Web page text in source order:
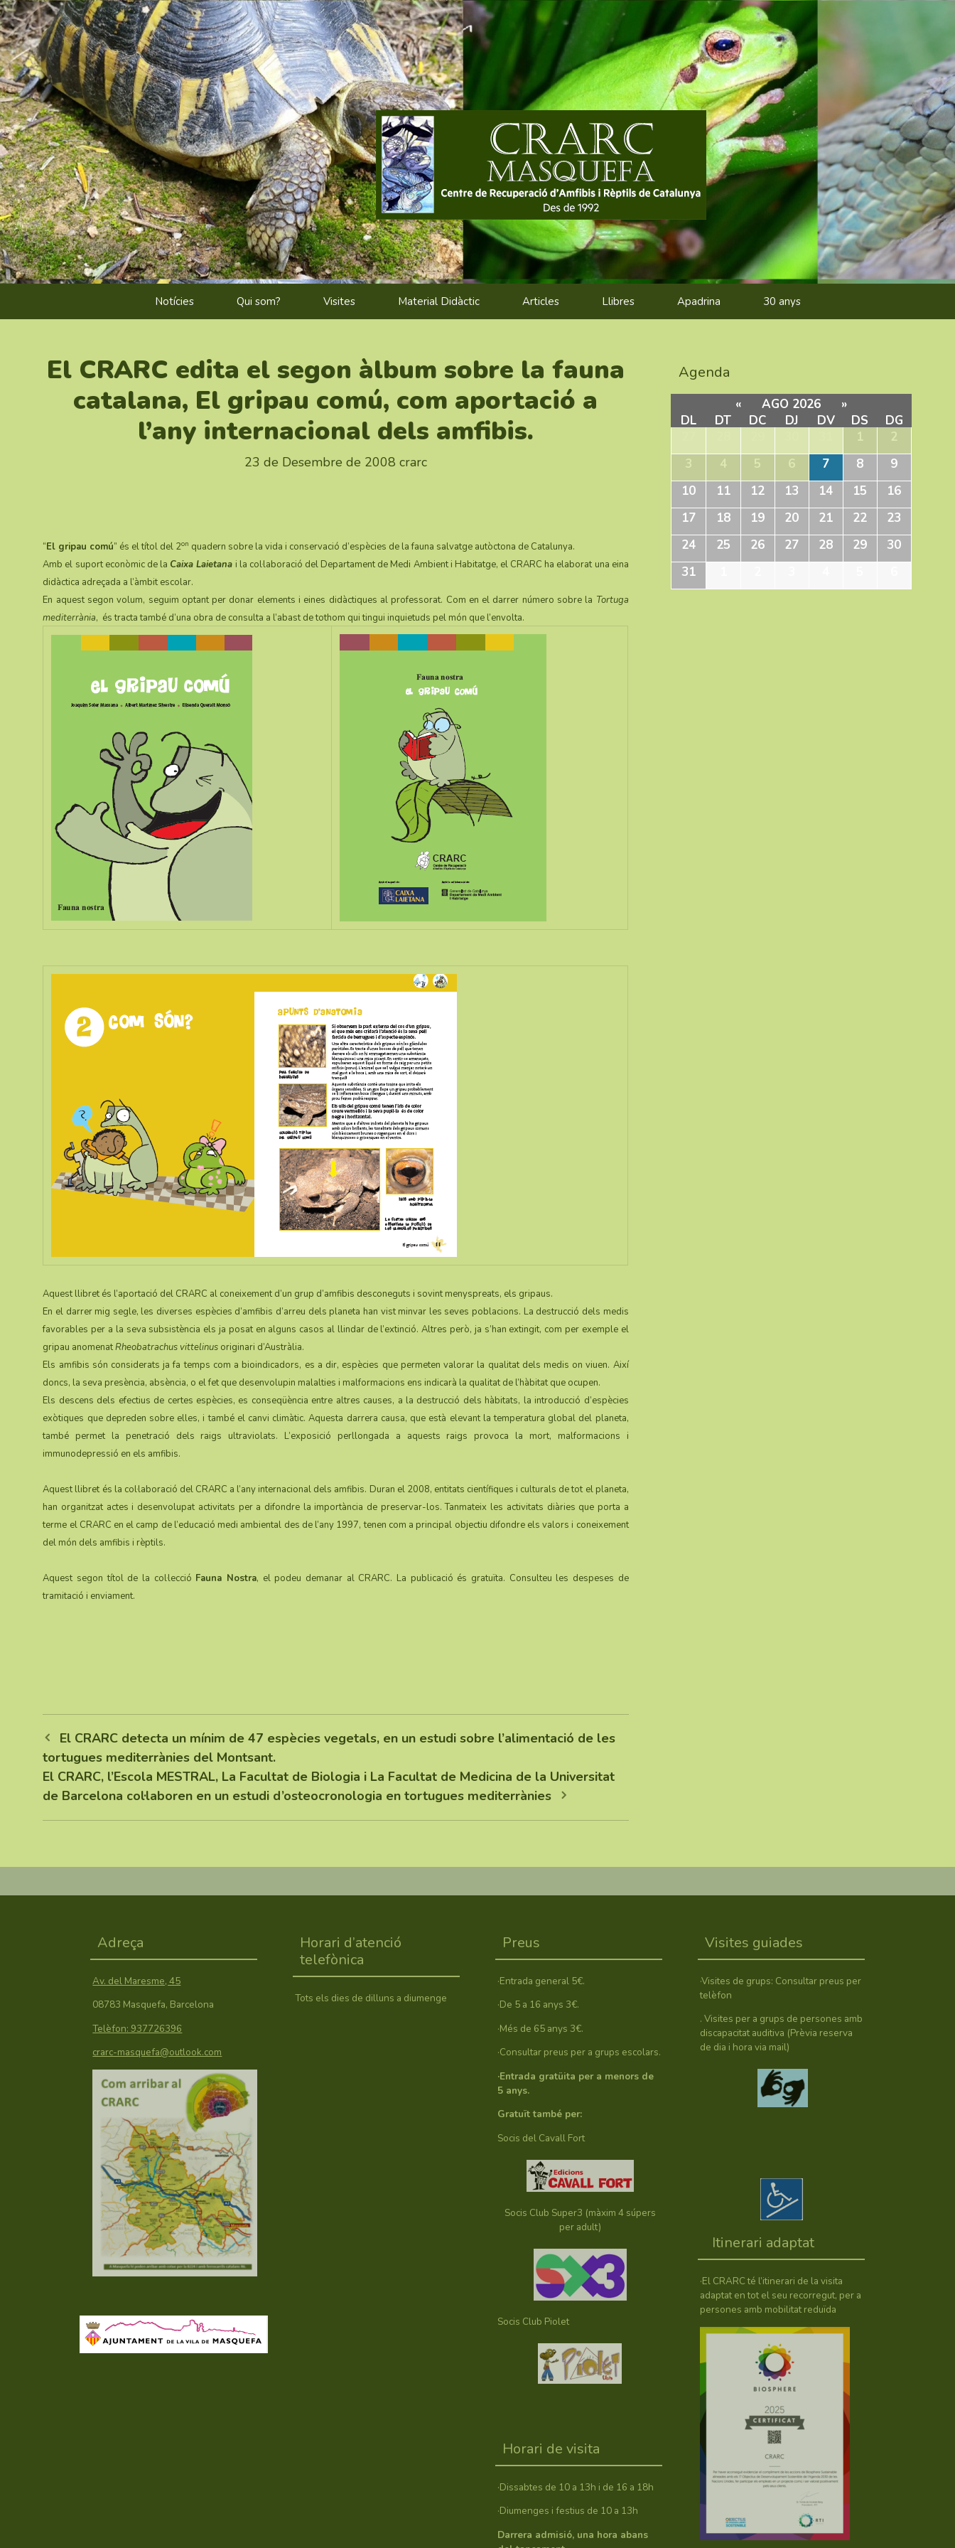
Notícies Qui som? Visites Material Didàctic Articles Llibres Apadrina 30 anys
El CRARC edita el segon àlbum sobre la fauna
catalana, El gripau comú, com aportació a
l’any internacional dels amfibis.
23 de Desembre de 2008 crarc
“El gripau comú” és el títol del 2on quadern sobre la vida i conservació d’espècies de la fauna salvatge autòctona de Catalunya.
Amb el suport econòmic de la Caixa Laietana i la col·laboració del Departament de Medi Ambient i Habitatge, el CRARC ha elaborat una eina
didàctica adreçada a l’àmbit escolar.
En aquest segon volum, seguim optant per donar elements i eines didàctiques al professorat. Com en el darrer número sobre la Tortuga
mediterrània, és tracta també d’una obra de consulta a l’abast de tothom qui tingui inquietuds pel món que l’envolta.
Aquest llibret és l’aportació del CRARC al coneixement d’un grup d’amfibis desconeguts i sovint menyspreats, els gripaus.
En el darrer mig segle, les diverses espècies d’amfibis d’arreu dels planeta han vist minvar les seves poblacions. La destrucció dels medis
favorables per a la seva subsistència els ja posat en alguns casos al llindar de l’extinció. Altres però, ja s’han extingit, com per exemple el
gripau anomenatRheobatrachus vittelinus originari d’Austràlia.
Els amfibis són considerats ja fa temps com a bioindicadors, es a dir, espècies que permeten valorar la qualitat dels medis on viuen. Així
doncs, la seva presència, absència, o el fet que desenvolupin malalties i malformacions ens indicarà la qualitat de l’hàbitat que ocupen.
Els descens dels efectius de certes espècies, es conseqüència entre altres causes, a la destrucció dels hàbitats, la introducció d’espècies
exòtiques que depreden sobre elles, i també el canvi climàtic. Aquesta darrera causa, que està elevant la temperatura global del planeta,
també permet la penetració dels raigs ultraviolats. L’exposició perllongada a aquests raigs provoca la mort, malformacions i
immunodepressió en els amfibis.
Aquest llibret és la col·laboració del CRARC a l’any internacional dels amfibis. Duran el 2008, entitats científiques i culturals de tot el planeta,
han organitzat actes i desenvolupat activitats per a difondre la importància de preservar-los. Tanmateix les activitats diàries que porta a
terme el CRARC en el camp de l’educació medi ambiental des de l’any 1997, tenen com a principal objectiu difondre els valors i coneixement
del món dels amfibis i rèptils.
Aquest segon títol de la col·lecció Fauna Nostra, el podeu demanar al CRARC. La publicació és gratuïta. Consulteu les despeses de
tramitació i enviament.
El CRARC detecta un mínim de 47 espècies vegetals, en un estudi sobre l’alimentació de les
tortugues mediterrànies del Montsant.
El CRARC, l’Escola MESTRAL, La Facultat de Biologia i La Facultat de Medicina de la Universitat
de Barcelona col·laboren en un estudi d’osteocronologia en tortugues mediterrànies
Agenda
« AGO 2026
»
DL
DT DC DJ DV DS
DG
1
2
3
4 5 6 7 8
9
10
11 12 13 14 15
16
17
18 19 20 21 22
23
24
25 26 27 28 29
30
31
Adreça
Av. del Maresme, 45
08783 Masquefa, Barcelona
Telèfon: 937726396
crarc-masquefa@outlook.com
Horari d’atenció
telefònica
Tots els dies de dilluns a diumenge
Preus
·Entrada general 5€.
·De 5 a 16 anys 3€.
·Més de 65 anys 3€.
·Consultar preus per a grups escolars.
·Entrada gratüita per a menors de
5 anys.
Gratuït també per:
Socis del Cavall Fort
Socis Club Super3 (màxim 4 súpers
per adult)
Socis Club Piolet
Horari de visita
·Dissabtes de 10 a 13h i de 16 a 18h
·Diumenges i festius de 10 a 13h
Darrera admisió, una hora abans
Visites guiades
·Visites de grups: Consultar preus per
telèfon
. Visites per a grups de persones amb
discapacitat auditiva (Prèvia reserva
de dia i hora via mail)
Itinerari adaptat
·El CRARC té l’itinerari de la visita
adaptat en tot el seu recorregut, per a
persones amb mobilitat reduïda